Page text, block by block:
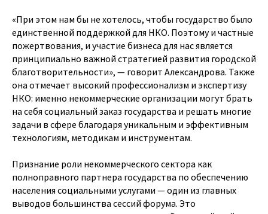
«При этом нам бы не хотелось, чтобы государство было
единственной поддержкой для НКО. Поэтому и частные
пожертвования, и участие бизнеса для нас является
принципиально важной стратегией развития городской
благотворительности», — говорит Александрова. Также
она отмечает высокий профессионализм и экспертизу
НКО: именно некоммерческие организации могут брать
на себя социальный заказ государства и решать многие
задачи в сфере благодаря уникальным и эффективным
технологиям, методикам и инструментам.
Признание роли некоммерческого сектора как
полноправного партнера государства по обеспечению
населения социальными услугами — один из главных
выводов большинства сессий форума. Это